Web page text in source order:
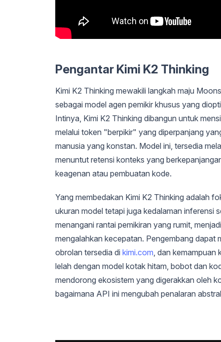
Pengantar Kimi K2 Thinking
Kimi K2 Thinking mewakili langkah maju
sebagai model agen pemikir khusus yang
Intinya, Kimi K2 Thinking dibangun untuk
melalui token "berpikir" yang diperpanjang
manusia yang konstan. Model ini, tersedia
menuntut retensi konteks yang
keagenan atau pembuatan kode.
Yang membedakan Kimi K2 Thinking adalah
ukuran model tetapi juga kedalaman inferensi
menangani rantai pemikiran yang rumit,
mengalahkan kecepatan. Pengembang
obrolan tersedia di kimi.com , dan
lelah dengan model kotak hitam, bobot dan
mendorong ekosistem yang digerakkan oleh
bagaimana API ini mengubah penalaran